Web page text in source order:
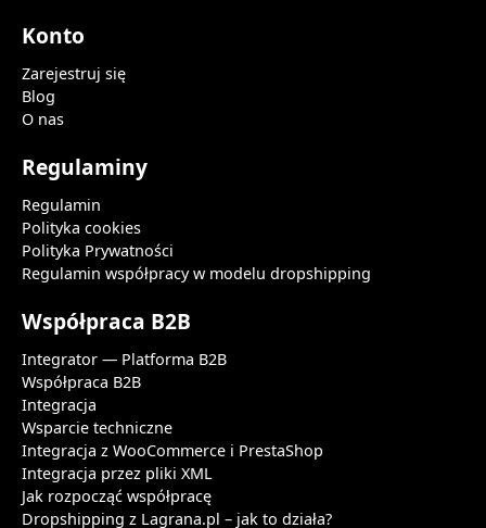
Konto
Zarejestruj się
Blog
O nas
Regulaminy
Regulamin
Polityka cookies
Polityka Prywatności
Regulamin współpracy w modelu dropshipping
Współpraca B2B
Integrator — Platforma B2B
Współpraca B2B
Integracja
Wsparcie techniczne
Integracja z WooCommerce i PrestaShop
Integracja przez pliki XML
Jak rozpocząć współpracę
Dropshipping z Lagrana.pl – jak to działa?